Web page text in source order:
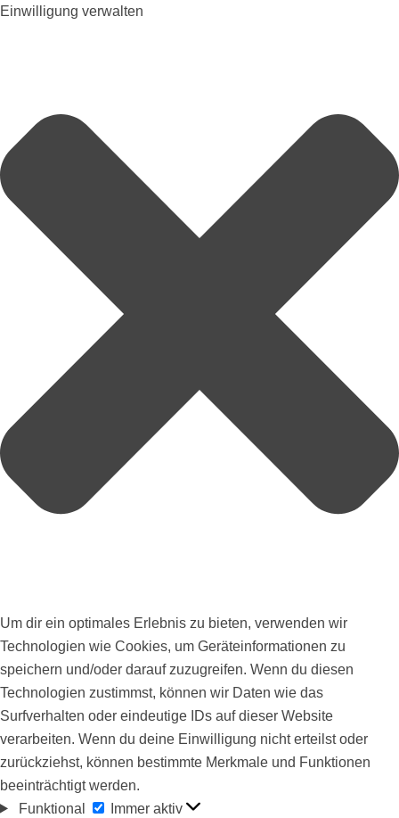
Einwilligung verwalten
Um dir ein optimales Erlebnis zu bieten, verwenden wir
Technologien wie Cookies, um Geräteinformationen zu
speichern und/oder darauf zuzugreifen. Wenn du diesen
Technologien zustimmst, können wir Daten wie das
Surfverhalten oder eindeutige IDs auf dieser Website
verarbeiten. Wenn du deine Einwilligung nicht erteilst oder
zurückziehst, können bestimmte Merkmale und Funktionen
beeinträchtigt werden.
Funktional
Funktional
Immer aktiv